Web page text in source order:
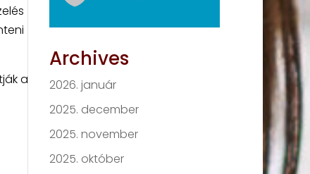
a
Archives
2026. január
2025. december
2025. november
2025. október